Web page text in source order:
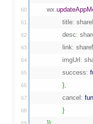
60
61
62
63
64
65
66
67
68
69
	wx.
		title
:
		desc
:
		link
:
		imgUrl
:
		success
:
}
		cancel
:
}